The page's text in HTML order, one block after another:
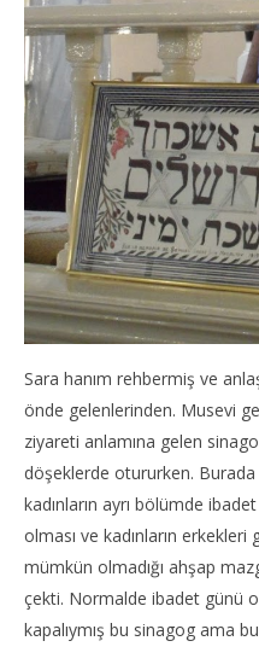
Sara hanım rehbermiş ve
önde gelenlerinden. Musevi
ziyareti anlamına gelen
döşeklerde otururken.
kadınların ayrı bölümde
olması ve kadınların
mümkün olmadığı ahşap
çekti. Normalde ibadet günü
kapalıymış bu sinagog ama